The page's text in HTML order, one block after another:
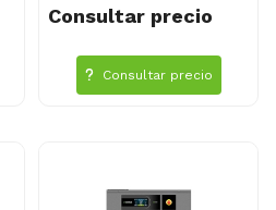
Consultar precio
Consultar precio